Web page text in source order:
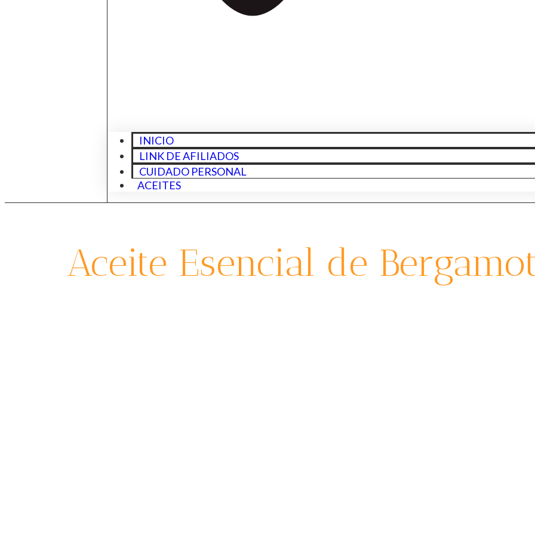
INICIO
LINK DE AFILIADOS
CUIDADO PERSONAL
ACEITES
Aceite Esencial de